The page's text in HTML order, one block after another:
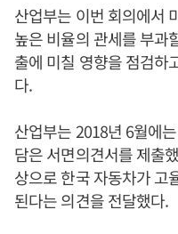
산업부는 이번 회의에서
높은 비율의 관세를 부과
출에 미칠 영향을 점검하
다.
산업부는 2018년 6월에
담은 서면의견서를 제출
상으로 한국 자동차가 고
된다는 의견을 전달했다.